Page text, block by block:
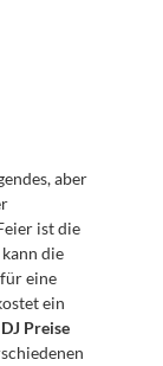
aber
ist die
kann die
eine
ein
Preise